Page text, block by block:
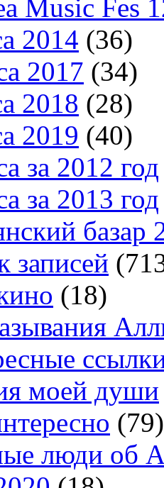
Music Fes
2014 (36)
2017 (34)
2018 (28)
2019 (40)
за 2012 год
за 2013 год
базар
записей
(18)
моей души
(79)
люди об